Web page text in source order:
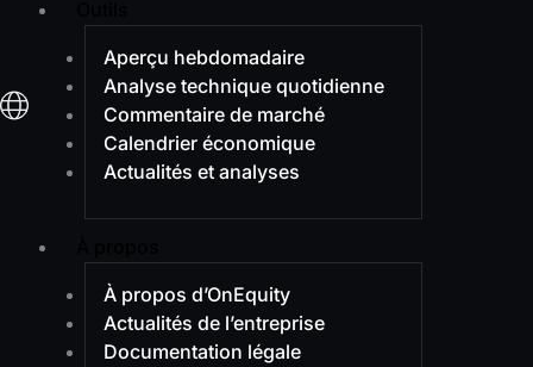
Aperçu hebdomadaire
Analyse technique quotidienne
Commentaire de marché
Calendrier économique
Actualités et analyses
À propos d’OnEquity
Actualités de l’entreprise
Documentation légale